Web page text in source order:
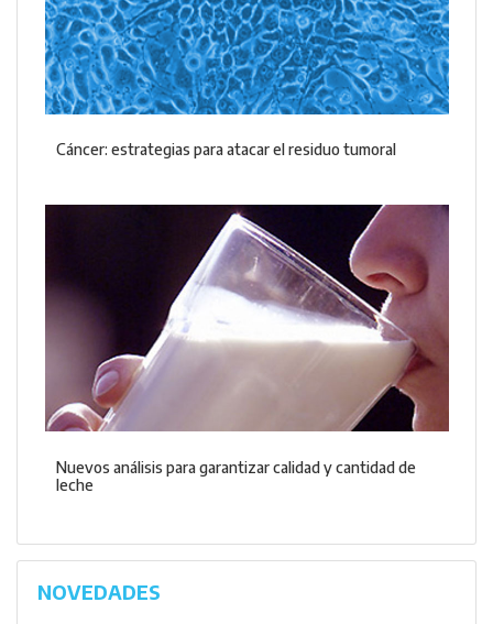
Cáncer: estrategias para atacar el residuo tumoral
Nuevos análisis para garantizar calidad y cantidad de
leche
NOVEDADES